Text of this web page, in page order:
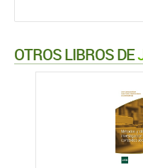
José
MÉTODOS Y DISEÑOS
SANZ